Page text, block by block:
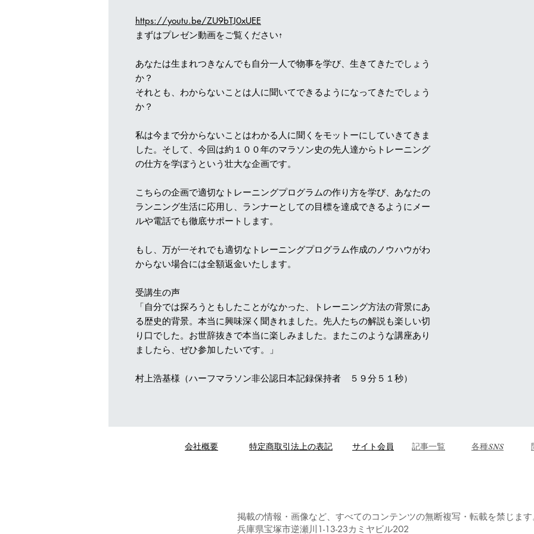
https://youtu.be/ZU9bTJ0xUEE
まずはプレゼン動画をご覧ください↑
あなたは生まれつきなんでも自分一人で物事を学び、生きてきたでしょう
か？
それとも、わからないことは人に聞いてできるようになってきたでしょう
か？
私は今まで分からないことはわかる人に聞くをモットーにしていきてきま
した。そして、今回は約１００年のマラソン史の先人達からトレーニング
の仕方を学ぼうという壮大な企画です。
こちらの企画で適切なトレーニングプログラムの作り方を学び、あなたの
ランニング生活に応用し、ランナーとしての目標を達成できるようにメー
ルや電話でも徹底サポートします。
もし、万が一それでも適切なトレーニングプログラム作成のノウハウがわ
からない場合には全額返金いたします。
受講生の声
「自分では探ろうともしたことがなかった、トレーニング方法の背景にあ
る歴史的背景。本当に興味深く聞きれました。先人たちの解説も楽しい切
り口でした。お世辞抜きで本当に楽しみました。またこのような講座あり
ましたら、ぜひ参加したいです。」
村上浩基様（ハーフマラソン非公認日本記録保持者 ５９分５１秒）
会社概要 特定商取引法上の表記 サイト会員 ​記事一覧 各種SNS
掲載の情報・画像など、すべてのコンテンツの無断複写・転載を禁じます
兵庫県宝塚市逆瀬川1-13-23カミヤビル202